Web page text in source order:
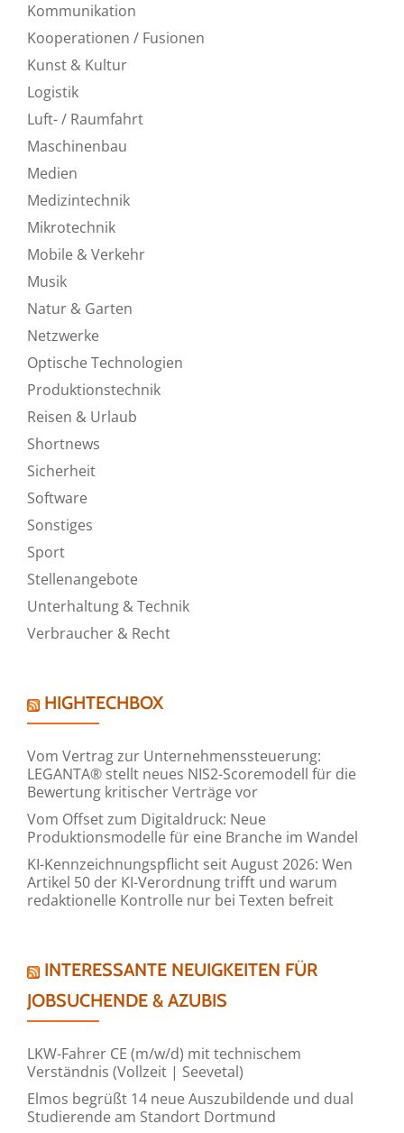
Kommunikation
Kooperationen / Fusionen
Kunst & Kultur
Logistik
Luft- / Raumfahrt
Maschinenbau
Medien
Medizintechnik
Mikrotechnik
Mobile & Verkehr
Musik
Natur & Garten
Netzwerke
Optische Technologien
Produktionstechnik
Reisen & Urlaub
Shortnews
Sicherheit
Software
Sonstiges
Sport
Stellenangebote
Unterhaltung & Technik
Verbraucher & Recht
HIGHTECHBOX
Vom Vertrag zur Unternehmenssteuerung:
LEGANTA® stellt neues NIS2-Scoremodell für die
Bewertung kritischer Verträge vor
Vom Offset zum Digitaldruck: Neue
Produktionsmodelle für eine Branche im Wandel
KI-Kennzeichnungspflicht seit August 2026: Wen
Artikel 50 der KI-Verordnung trifft und warum
redaktionelle Kontrolle nur bei Texten befreit
INTERESSANTE NEUIGKEITEN FÜR
JOBSUCHENDE & AZUBIS
LKW-Fahrer CE (m/w/d) mit technischem
Verständnis (Vollzeit | Seevetal)
Elmos begrüßt 14 neue Auszubildende und dual
Studierende am Standort Dortmund